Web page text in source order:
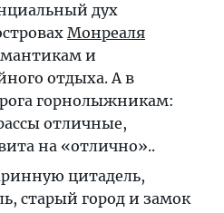
дух
Монреаля
и
отдыха. А в
горнолыжникам:
отличные,
на «отлично»..
цитадель,
старый город и замок